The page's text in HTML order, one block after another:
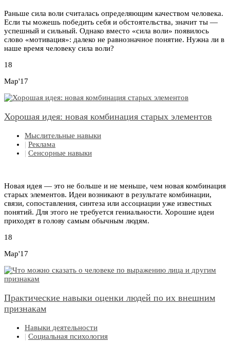
Раньше сила воли считалась определяющим качеством человека.
Если ты можешь победить себя и обстоятельства, значит ты —
успешный и сильный. Однако вместо «сила воли» появилось
слово «мотивация»: далеко не равнозначное понятие. Нужна ли в
наше время человеку сила воли?
18
Мар'17
Хорошая идея: новая комбинация старых элементов
Мыслительные навыки
| Реклама
| Сенсорные навыки
Новая идея — это не больше и не меньше, чем новая комбинация
старых элементов. Идеи возникают в результате комбинации,
связи, сопоставления, синтеза или ассоциации уже известных
понятий. Для этого не требуется гениальности. Хорошие идеи
приходят в голову самым обычным людям.
18
Мар'17
Практические навыки оценки людей по их внешним
признакам
Навыки деятельности
| Социальная психология